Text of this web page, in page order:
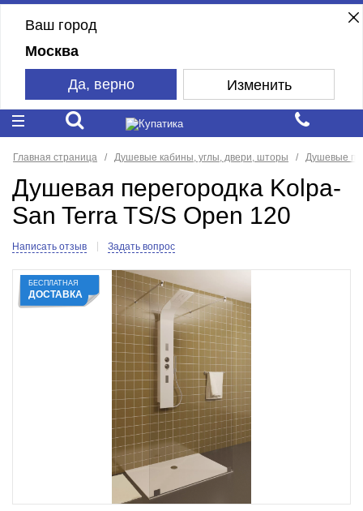
Ваш город
Москва
Да, верно Изменить
Главная страница Душевые кабины, углы, двери, шторы Душевые
Душевая перегородка Kolpa-
San Terra TS/S Open 120
Написать отзыв Задать вопрос
БЕСПЛАТНАЯ
ДОСТАВКА